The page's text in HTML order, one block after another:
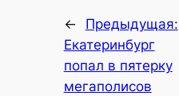
←
Предыдущая:
Екатеринбург
попал в пятерку
мегаполисов